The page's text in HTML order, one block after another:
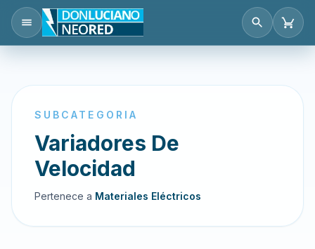
SUBCATEGORIA
Variadores De
Velocidad
Pertenece a Materiales Eléctricos